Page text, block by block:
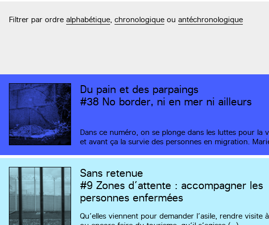
Filtrer par ordrealphabétique ,chronologique ouantéchronologique
Du pain et des parpaings
#38 No border, ni en mer ni ailleurs
Dans ce numéro, on se plonge dans les luttes pour la
et avant ça la survie des personnes en migration.
Sans retenue
#9 Zones d’attente : accompagner les
personnes enfermées
Qu’elles viennent pour demander l’asile, rendre visite